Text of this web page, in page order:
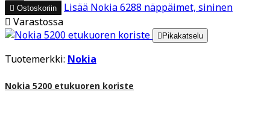
 Ostoskoriin Lisää Nokia 6288 näppäimet, sininen
 Varastossa
 Pikakatselu
Tuotemerkki: Nokia
Nokia 5200 etukuoren koriste